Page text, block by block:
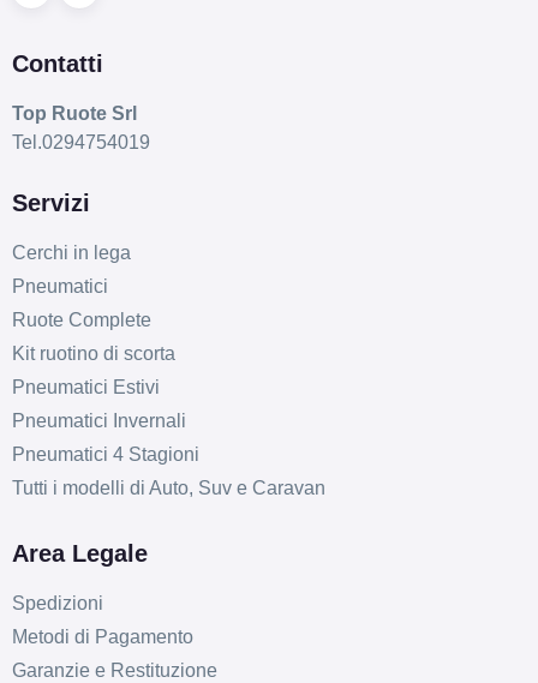
Contatti
Top Ruote Srl
Tel.0294754019
Servizi
Cerchi in lega
Pneumatici
Ruote Complete
Kit ruotino di scorta
Pneumatici Estivi
Pneumatici Invernali
Pneumatici 4 Stagioni
Tutti i modelli di Auto, Suv e Caravan
Area Legale
Spedizioni
Metodi di Pagamento
Garanzie e Restituzione